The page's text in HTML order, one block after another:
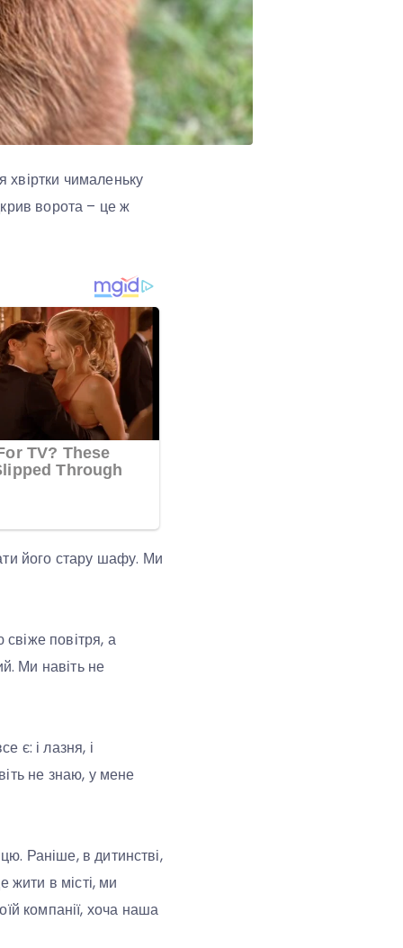
хвіртки чималеньку
ворота – це ж
його стару шафу. Ми
повітря, а
Ми навіть не
є: і лазня, і
не знаю, у мене
Раніше, в дитинстві,
в місті, ми
компанії, хоча наша